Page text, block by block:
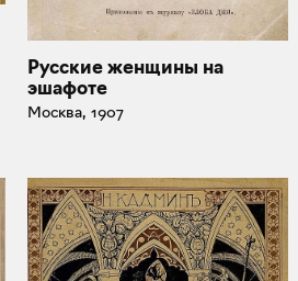
Русские женщины на
эшафоте
Москва, 1907